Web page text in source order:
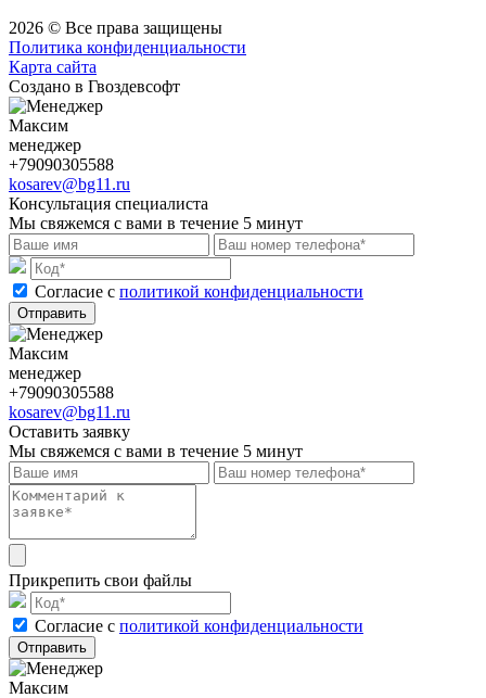
2026 © Все права защищены
Политика конфиденциальности
Карта сайта
Создано в Гвоздевсофт
Максим
менеджер
+79090305588
kosarev@bg11.ru
Консультация специалиста
Мы свяжемся с вами в течение 5 минут
Cогласие с политикой конфиденциальности
Отправить
Максим
менеджер
+79090305588
kosarev@bg11.ru
Оставить заявку
Мы свяжемся с вами в течение 5 минут
Прикрепить свои файлы
Cогласие с политикой конфиденциальности
Отправить
Максим